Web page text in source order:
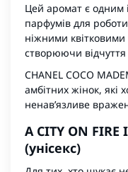
Цей аромат є одним
парфумів для
ніжними
створюючи відчуття
CHANEL COCO
амбітних жінок, які
ненав’язливе
A CITY ON FIRE
(унісекс)